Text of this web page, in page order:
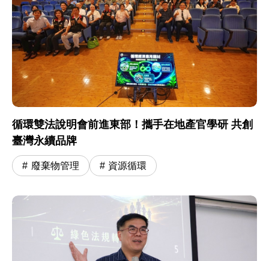
循環雙法說明會前進東部！攜手在地產官學研 共創
臺灣永續品牌
廢棄物管理 資源循環